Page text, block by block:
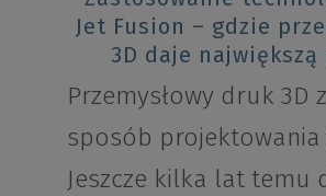
Jet Fusion – gdzie
3D daje największą
Przemysłowy druk 3D
sposób
Jeszcze kilka lat temu